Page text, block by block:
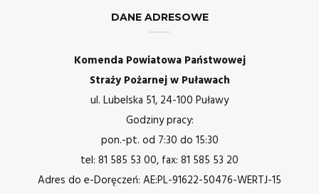
DANE ADRESOWE
Komenda Powiatowa Państwowej
Straży Pożarnej w Puławach
ul. Lubelska 51, 24-100 Puławy
Godziny pracy:
pon.-pt. od 7:30 do 15:30
tel: 81 585 53 00, fax: 81 585 53 20
Adres do e-Doręczeń: AE:PL-91622-50476-WERTJ-15